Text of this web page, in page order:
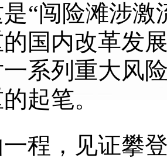
闯险滩涉激流
的国内改革发
系列重大风
起笔。
，见证攀登